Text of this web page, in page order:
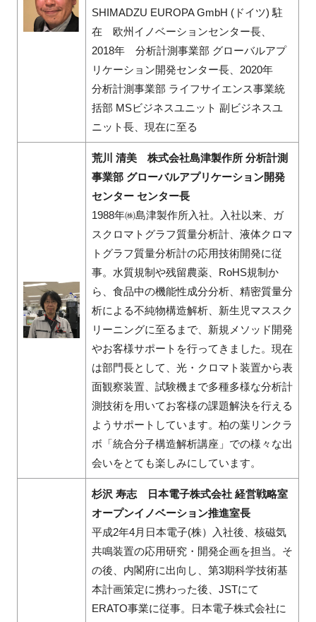
SHIMADZU EUROPA GmbH (ドイツ) 駐
在 欧州イノベーションセンター長、
2018年 分析計測事業部 グローバルアプ
リケーション開発センター長、2020年
分析計測事業部 ライフサイエンス事業統
括部 MSビジネスユニット 副ビジネスユ
ニット長、現在に至る
荒川 清美 株式会社島津製作所 分析計測
事業部 グローバルアプリケーション開発
センター センター長
1988年㈱島津製作所入社。入社以来、ガ
スクロマトグラフ質量分析計、液体クロマ
トグラフ質量分析計の応用技術開発に従
事。水質規制や残留農薬、RoHS規制か
ら、食品中の機能性成分分析、精密質量分
析による不純物構造解析、新生児マススク
リーニングに至るまで、新規メソッド開発
やお客様サポートを行ってきました。現在
は部門長として、光・クロマト装置から表
面観察装置、試験機まで多種多様な分析計
測技術を用いてお客様の課題解決を行える
ようサポートしています。柏の葉リンクラ
ボ「統合分子構造解析講座」での様々な出
会いをとても楽しみにしています。
杉沢 寿志 日本電子株式会社 経営戦略室
オープンイノベーション推進室長
平成2年4月日本電子(株）入社後、核磁気
共鳴装置の応用研究・開発企画を担当。そ
の後、内閣府に出向し、第3期科学技術基
本計画策定に携わった後、JSTにて
ERATO事業に従事。日本電子株式会社に